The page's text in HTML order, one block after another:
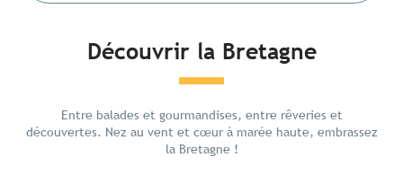
Découvrir la Bretagne
Entre balades et gourmandises, entre rêveries et
découvertes. Nez au vent et cœur à marée haute, embrassez
la Bretagne !
Les lieux emblématiques
Itinéraires
ouest